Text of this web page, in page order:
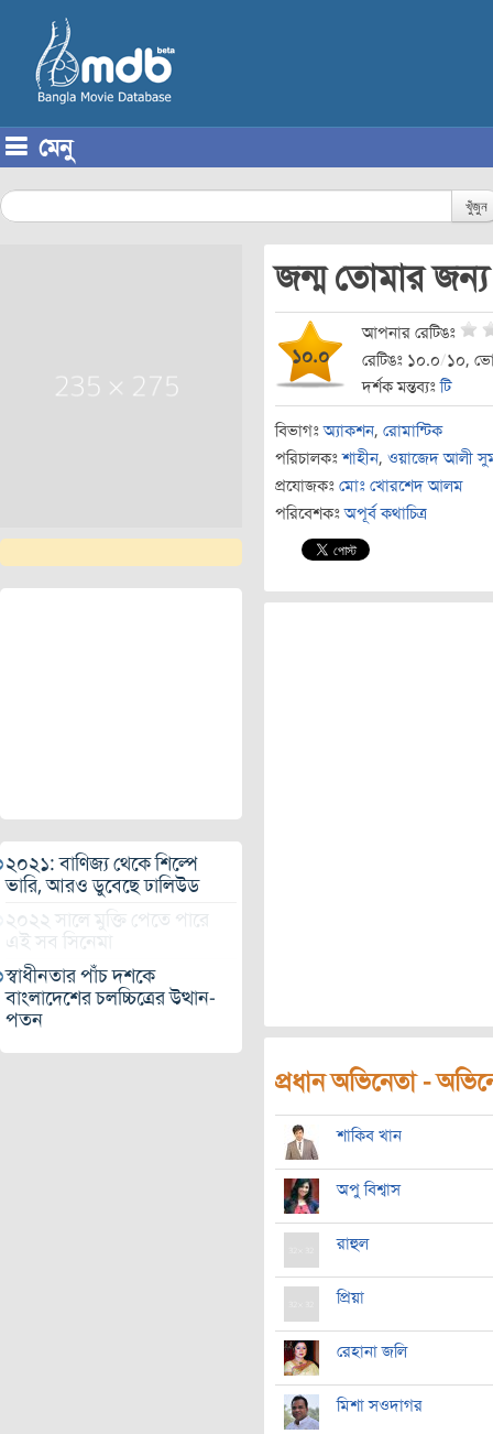
মেনু
খুঁজুন
২০২১: বাণিজ্য থেকে শিল্পে
ভারি, আরও ডুবেছে ঢালিউড
২০২২ সালে মুক্তি পেতে পারে
এই সব সিনেমা
স্বাধীনতার পাঁচ দশকে
বাংলাদেশের চলচ্চিত্রের উত্থান-
পতন
জন্ম তোমার
১০.০
আপনার রেটিঙঃ
রেটিঙঃ ১০.০/১০,
দর্শক মন্তব্যঃটি
বিভাগঃ অ্যাকশন, রোমান্টিক
পরিচালকঃ শাহীন, ওয়াজেদ আলী
প্রযোজকঃ মোঃ খোরশেদ আলম
পরিবেশকঃ অপূর্ব কথাচিত্র
প্রধান অভিনেতা -
শাকিব খান
অপু বিশ্বাস
রাহুল
প্রিয়া
রেহানা জলি
মিশা সওদাগর